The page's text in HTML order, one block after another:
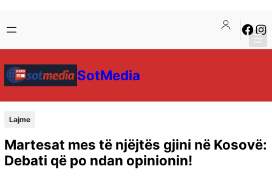
SotMedia
Lajme
Martesat mes të njëjtës gjini në Kosovë:
Debati që po ndan opinionin!